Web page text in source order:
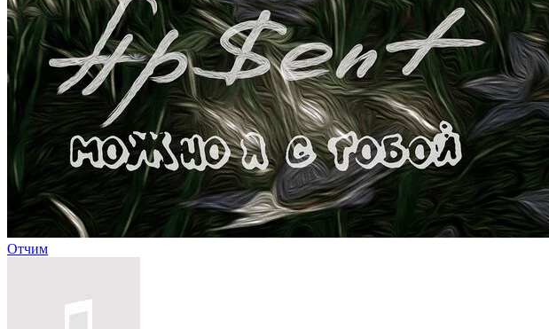
Отчим